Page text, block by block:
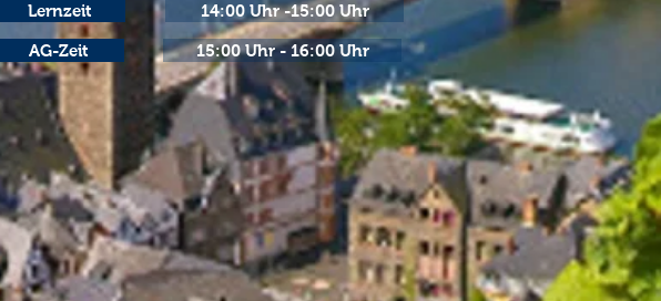
Lernzeit
AG-Zeit
14:00 Uhr -15:00 Uhr
15:00 Uhr - 16:00 Uhr